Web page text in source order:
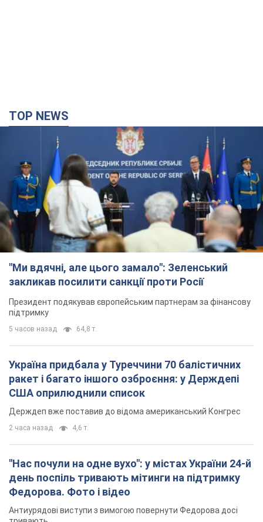
TOP NEWS
"Ми вдячні, але цього замало": Зеленський
закликав посилити санкції проти Росії
Президент подякував європейським партнерам за фінансову
підтримку
5 часов назад 64,8 т.
Україна придбала у Туреччини 70 балістичних
ракет і багато іншого озброєння: у Держдепі
США оприлюднили список
Держдеп вже поставив до відома американський Конгрес
2 часа назад 4,6 т.
"Нас почули на одне вухо": у містах України 24-й
день поспіль тривають мітинги на підтримку
Федорова. Фото і відео
Антиурядові виступи з вимогою повернути Федорова досі